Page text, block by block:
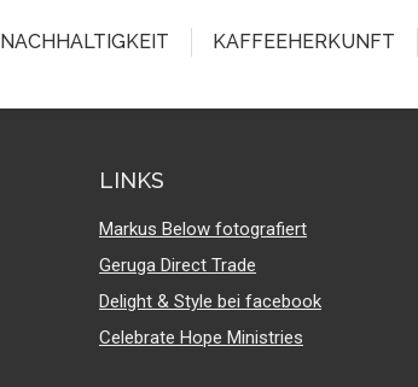
NACHHALTIGKEIT KAFFEEHERKUNFT
LINKS
Markus Below fotografiert
Geruga Direct Trade
Delight & Style bei facebook
Celebrate Hope Ministries